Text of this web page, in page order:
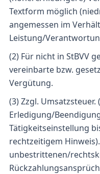
Textform möglich
angemessen im
Leistung/
(2) Für nicht in StBVV
vereinbarte bzw.
Vergütung.
(3) Zzgl. Umsatzsteuer.
Erledigung/
Tätigkeitseinstellung
rechtzeitigem
unbestrittenen/